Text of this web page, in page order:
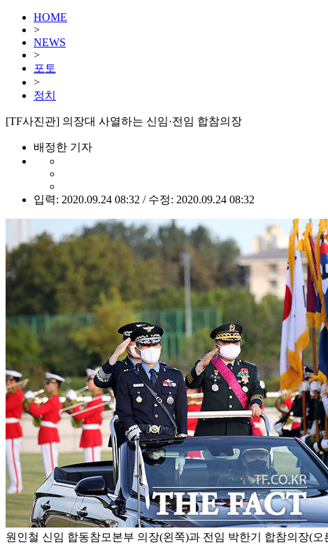
HOME
>
NEWS
>
포토
>
정치
[TF사진관] 의장대 사열하는 신임·전임 합참의장
배정한 기자
입력: 2020.09.24 08:32 / 수정: 2020.09.24 08:32
원인철 신임 합동참모본부 의장(왼쪽)과 전임 박한기 합참의장(오